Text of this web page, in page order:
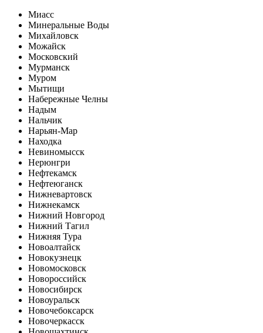
Миасс
Минеральные Воды
Михайловск
Можайск
Московский
Мурманск
Муром
Мытищи
Набережные Челны
Надым
Нальчик
Нарьян-Мар
Находка
Невиномысск
Нерюнгри
Нефтекамск
Нефтеюганск
Нижневартовск
Нижнекамск
Нижний Новгород
Нижний Тагил
Нижняя Тура
Новоалтайск
Новокузнецк
Новомосковск
Новороссийск
Новосибирск
Новоуральск
Новочебоксарск
Новочеркасск